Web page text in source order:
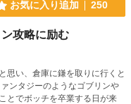
お気に入り追加 250
攻略に励む
思い、倉庫に鎌を取りに行くと
ンタジーのようなゴブリンや
とでボッチを卒業する日が来